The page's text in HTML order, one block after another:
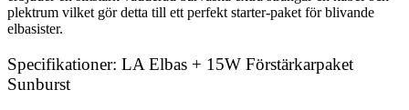
plektrum vilket gör detta till ett perfekt starter-paket för blivande
elbasister.
Specifikationer: LA Elbas + 15W Förstärkarpaket
Sunburst